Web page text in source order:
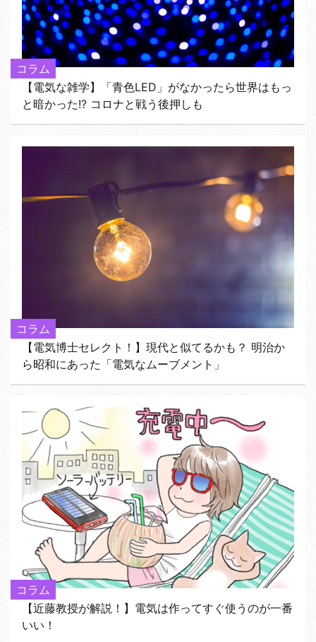
コラム
【電気な雑学】「青色LED」がなかったら世界はもっ
と暗かった!? コロナと戦う後押しも
コラム
【電気博士セレクト！】現代と似てるかも？ 明治か
ら昭和にあった「電気なムーブメント」
コラム
【近藤教授が解説！】電気は作ってすぐ使うのが一番
いい！